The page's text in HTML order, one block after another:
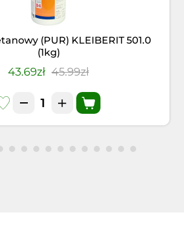
(PUR) KLEIBERIT 501.0
(1kg)
43.69zł 45.99zł